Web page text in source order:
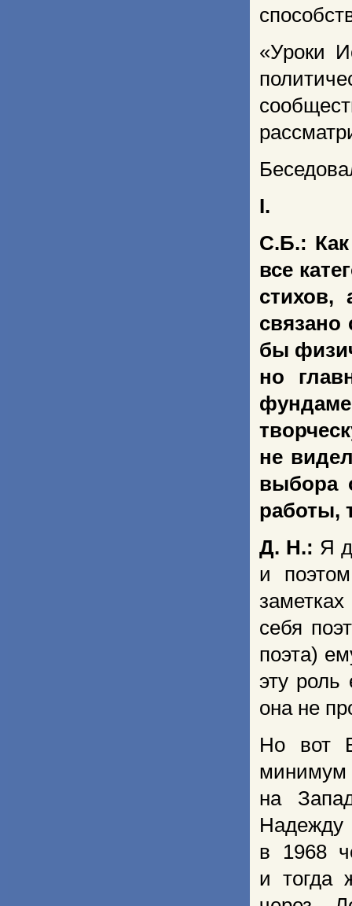
«Уроки
I.
С.Б.:
все
стихов,
связано
бы
но
не
выбора
работы,
Д. Н.: Я
и
себя
поэта)
эту
она не
Но вот
минимум
на
Надежду
в 1968
и тогда